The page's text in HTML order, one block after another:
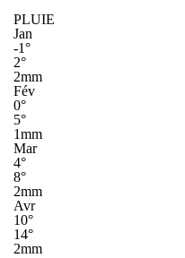
PLUIE
Jan
-1°
2°
2mm
Fév
0°
5°
1mm
Mar
4°
8°
2mm
Avr
10°
14°
2mm